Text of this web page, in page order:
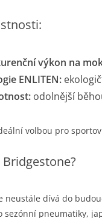
výkon na
ENLITEN:
odolnější
volbou pro
neustále dívá do
sezónní pneumatiky,